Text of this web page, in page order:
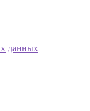
данных